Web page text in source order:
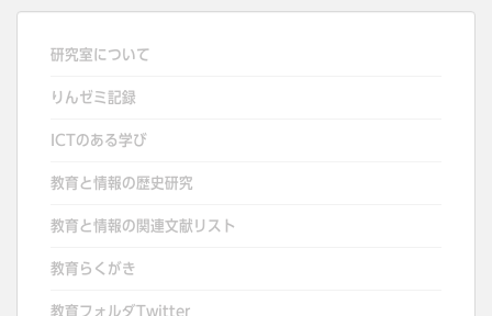
ナ
研究室について
りんゼミ記録
ICTのある学び
教育と情報の歴史研究
教育と情報の関連文献リスト
教育らくがき
教育フォルダTwitter